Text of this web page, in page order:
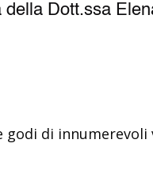
Dott.ssa
di innumerevoli